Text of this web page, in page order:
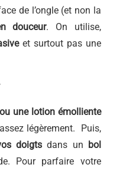
de l’ongle (et non la
douceur. On utilise,
et surtout pas une
une lotion émolliente
légèrement. Puis,
doigts dans un bol
Pour parfaire votre